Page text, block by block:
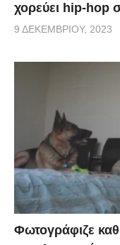
χορεύει hip-hop
9 ΔΕΚΕΜΒΡΊΟΥ, 2023
Φωτογράφιζε